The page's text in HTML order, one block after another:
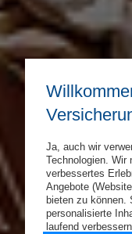
Ja, auch wir
Technologien.
verbessertes
Angebote
bieten zu können.
personalisierte
laufend